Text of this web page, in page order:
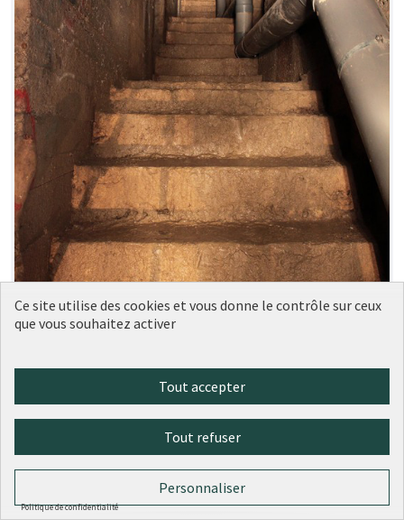
Une visite virtuelle du mystérieux
réseau souterrain des Arêtes de
au vote
Antonin 4 1
Ce site utilise des cookies et vous donne le contrôle sur ceux
que vous souhaitez activer
Tout accepter
Tout refuser
Personnaliser
Politique de confidentialité